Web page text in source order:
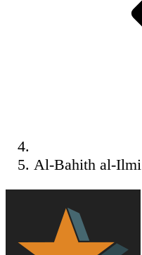
Al-Bahith al-Ilmi